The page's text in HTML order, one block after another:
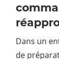
Dans un
de